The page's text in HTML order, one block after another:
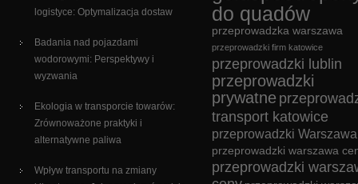
logistyce: Optymalizacja dostaw
Badania nad pojazdami
wodorowymi: Perspektywy i
wyzwania
Ekologia w transporcie towarów:
Zrównoważone praktyki i
alternatywne paliwa
Wpływ transportu na zmiany
do quadów
przeprowadzka warszawa
przeprowadzki firm katowice
przeprowadzki lublin
przeprowadzki
prywatne
transport katowice
przeprowadzki Warszawa
przeprowadzki warszawa
przeprowadzki